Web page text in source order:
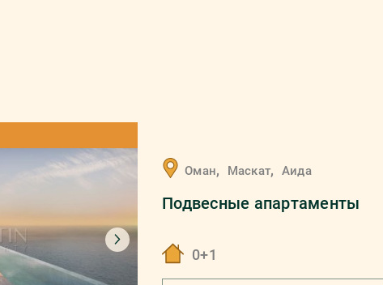
Оман, Маскат, Аида
Подвесные апартаменты
0+1